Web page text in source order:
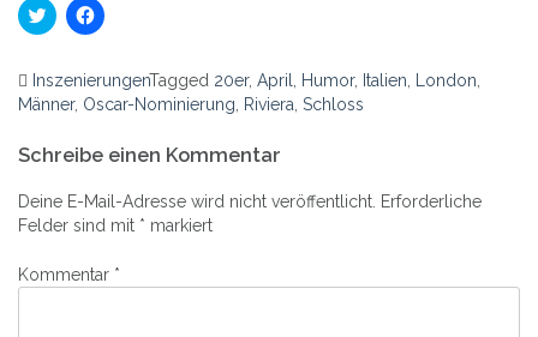
Klick,
um
zu
teilen
(Wird
Fenster
geöffnet)
Klick,
um
zu
teilen
(Wird
Fenster
geöffnet)
InszenierungenTagged 20er, April, Humor, Italien, London,
Männer, Oscar-Nominierung, Riviera, Schloss
Navigation
Schreibe einen Kommentar
Deine E-Mail-Adresse wird nicht veröffentlicht. Erforderliche
Felder sind mit * markiert
Kommentar *